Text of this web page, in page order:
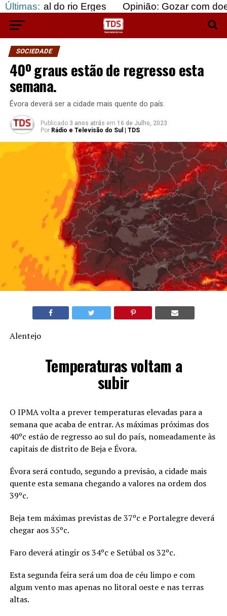
Últimas:
do rio Erges Opinião: Gozar com doentes e
SOCIEDADE
40º graus estão de regresso esta
semana.
Évora deverá ser a cidade mais quente do país.
Publicado 3 anos atrás em 16 de Julho, 2023
Por Rádio e Televisão do Sul | TDS
Alentejo
Temperaturas voltam a
subir
O IPMA volta a prever temperaturas elevadas para a
semana que acaba de entrar. As máximas próximas dos
40ºc estão de regresso ao sul do país, nomeadamente às
capitais de distrito de Beja e Évora.
Évora será contudo, segundo a previsão, a cidade mais
quente esta semana chegando a valores na ordem dos
39ºc.
Beja tem máximas previstas de 37ºc e Portalegre deverá
chegar aos 35ºc.
Faro deverá atingir os 34ºc e Setúbal os 32ºc.
Esta segunda feira será um doa de céu limpo e com
algum vento mas apenas no litoral oeste e nas terras
altas.